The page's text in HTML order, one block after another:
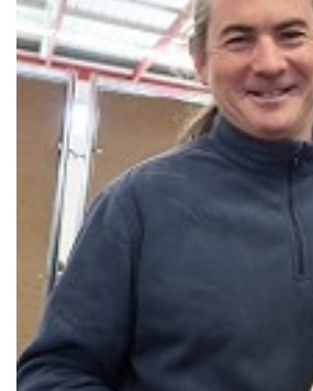
の場で調理してもらった美味しさに驚
なお話しは、YOYOさんはドイツのフラン
だことがあるそうです。 LA Vierge
ージュとAkoibonアコワボンのマグナムを
スペイン・カタルーニャのすい
いきなりトビッキリ美味しいワインを造
ドールもジャンフランソワ・ニックと